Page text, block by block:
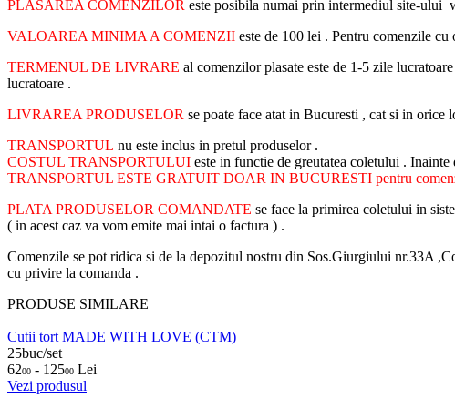
PLASAREA COMENZILOR este posibila numai prin intermediul site-ului
VALOAREA MINIMA A COMENZII este de 100 lei . Pentru comenzile
TERMENUL DE LIVRARE al comenzilor plasate este de 1-5 zile
lucratoare .
LIVRAREA PRODUSELOR se poate face atat in Bucuresti , cat si in
TRANSPORTUL nu este inclus in pretul produselor .
COSTUL TRANSPORTULUI este in functie de greutatea coletului .
TRANSPORTUL ESTE GRATUIT DOAR IN BUCURESTI pentru
PLATA PRODUSELOR COMANDATE se face la primirea coletului in
( in acest caz va vom emite mai intai o factura ) .
Comenzile se pot ridica si de la depozitul nostru din Sos.Giurgiului nr.33A
cu privire la comanda .
PRODUSE SIMILARE
Cutii tort MADE WITH LOVE (CTM)
25buc/set
6200 - 12500 Lei
Vezi produsul